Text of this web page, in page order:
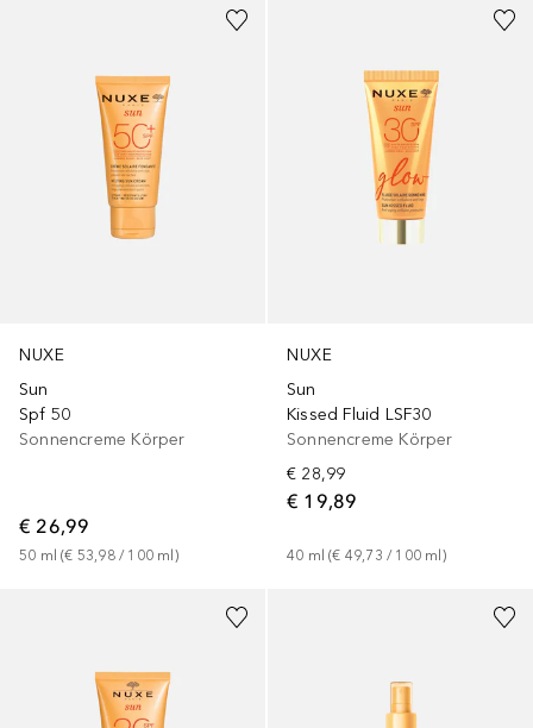
NUXE
Sun
Spf 50
Sonnencreme Körper
€ 26,99
50 ml (€ 53,98 / 100 ml)
NUXE
Sun
Kissed Fluid LSF30
Sonnencreme Körper
€ 28,99
€ 19,89
40 ml (€ 49,73 / 100 ml)